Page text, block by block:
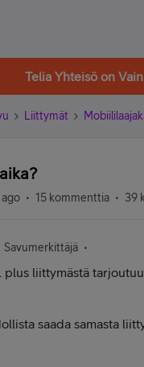
Telia Yhteisö on
Liittymät
ago 15 kommenttia 39
Savumerkittäjä
plus liittymästä
saada samasta